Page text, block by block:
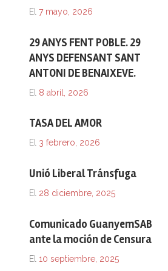
El 7 mayo, 2026
29 ANYS FENT POBLE. 29
ANYS DEFENSANT SANT
ANTONI DE BENAIXEVE.
El 8 abril, 2026
TASA DEL AMOR
El 3 febrero, 2026
Unió Liberal Tránsfuga
El 28 diciembre, 2025
Comunicado GuanyemSAB
ante la moción de Censura
El 10 septiembre, 2025